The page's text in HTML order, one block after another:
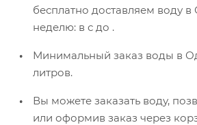
бесплатно доставляем воду
неделю: в с до .
Минимальный заказ воды в
литров.
Вы можете заказать воду,
или оформив заказ через